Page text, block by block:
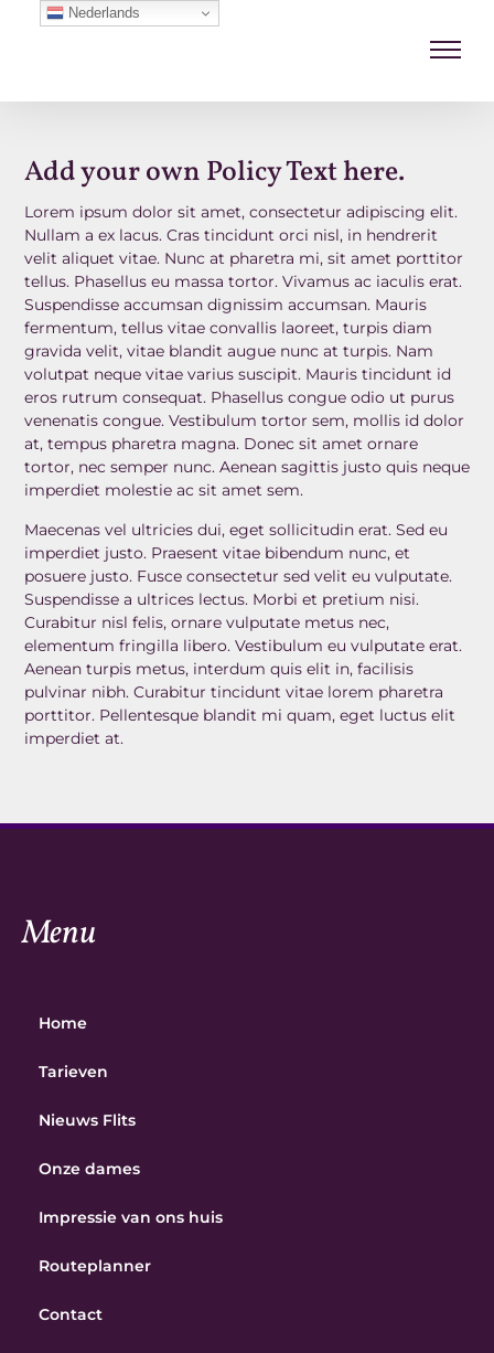
Add your own Policy Text here.
Lorem ipsum dolor sit amet, consectetur adipiscing elit.
Nullam a ex lacus. Cras tincidunt orci nisl, in hendrerit
velit aliquet vitae. Nunc at pharetra mi, sit amet porttitor
tellus. Phasellus eu massa tortor. Vivamus ac iaculis erat.
Suspendisse accumsan dignissim accumsan. Mauris
fermentum, tellus vitae convallis laoreet, turpis diam
gravida velit, vitae blandit augue nunc at turpis. Nam
volutpat neque vitae varius suscipit. Mauris tincidunt id
eros rutrum consequat. Phasellus congue odio ut purus
venenatis congue. Vestibulum tortor sem, mollis id dolor
at, tempus pharetra magna. Donec sit amet ornare
tortor, nec semper nunc. Aenean sagittis justo quis neque
imperdiet molestie ac sit amet sem.
Maecenas vel ultricies dui, eget sollicitudin erat. Sed eu
imperdiet justo. Praesent vitae bibendum nunc, et
posuere justo. Fusce consectetur sed velit eu vulputate.
Suspendisse a ultrices lectus. Morbi et pretium nisi.
Curabitur nisl felis, ornare vulputate metus nec,
elementum fringilla libero. Vestibulum eu vulputate erat.
Aenean turpis metus, interdum quis elit in, facilisis
pulvinar nibh. Curabitur tincidunt vitae lorem pharetra
porttitor. Pellentesque blandit mi quam, eget luctus elit
imperdiet at.
Menu
Home
Tarieven
Nieuws Flits
Onze dames
Impressie van ons huis
Routeplanner
Contact
Nederlands